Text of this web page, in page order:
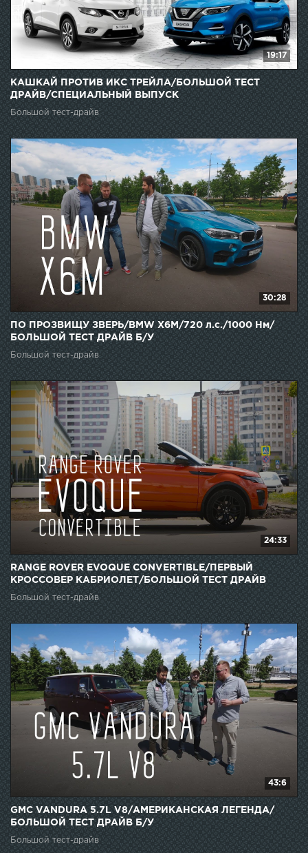
19:17
КАШКАЙ ПРОТИВ ИКС ТРЕЙЛА/БОЛЬШОЙ ТЕСТ
ДРАЙВ/СПЕЦИАЛЬНЫЙ ВЫПУСК
Большой тест-драйв
30:28
ПО ПРОЗВИЩУ ЗВЕРЬ/BMW X6M/720 л.с./1000 Нм/
БОЛЬШОЙ ТЕСТ ДРАЙВ Б/У
Большой тест-драйв
24:33
RANGE ROVER EVOQUE CONVERTIBLE/ПЕРВЫЙ
КРОССОВЕР КАБРИОЛЕТ/БОЛЬШОЙ ТЕСТ ДРАЙВ
Большой тест-драйв
43:6
GMC VANDURA 5.7L V8/АМЕРИКАНСКАЯ ЛЕГЕНДА/
БОЛЬШОЙ ТЕСТ ДРАЙВ Б/У
Большой тест-драйв